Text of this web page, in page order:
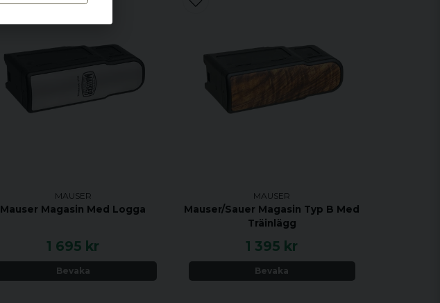
MAUSER
Mauser Magasin Med Logga
1 695 kr
Bevaka
MAUSER
Mauser/Sauer Magasin Typ B Med
Träinlägg
1 395 kr
Bevaka